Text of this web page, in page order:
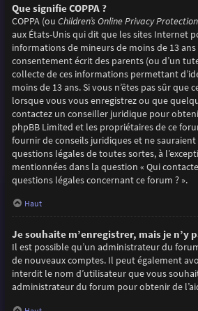
Que signifie COPPA ?
COPPA (ou Children’s Online Privacy
aux États-Unis qui dit que les sites Internet
informations de mineurs de moins de 13
consentement écrit des parents (ou d’un
collecte de ces informations permettant
moins de 13 ans. Si vous n’êtes pas sûr que
lorsque vous vous enregistrez ou que
contactez un conseiller juridique pour
phpBB Limited et les propriétaires de ce
fournir de conseils juridiques et ne
questions légales de toutes sortes, à
mentionnées dans la question « Qui
questions légales concernant ce forum ? ».
Haut
Je souhaite m’enregistrer, mais je n’y
Il est possible qu’un administrateur du
de nouveaux comptes. Il peut également
interdit le nom d’utilisateur que vous
administrateur du forum pour obtenir de